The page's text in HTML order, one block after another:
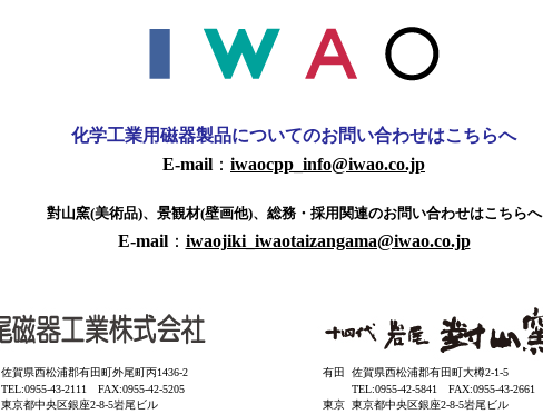
化学工業用磁器製品についてのお問い合わせはこちらへ
E-mail ： iwaocpp_info@iwao.co.jp
對山窯(美術品)、景観材(壁画他)、総務・採用関連のお問い合わせはこちらへ
E-mail： iwaojiki_iwaotaizangama@iwao.co.jp
佐賀県西松浦郡有田町外尾町丙1436-2 有田
佐賀県西松浦郡有田町大樽2-1-5
TEL:0955-43-2111 FAX:0955-42-5205
TEL:0955-42-5841 FAX:0955-43-2661
東京都中央区銀座2-8-5岩尾ビル 東京 東京都中央区銀座2-8-5岩尾ビル